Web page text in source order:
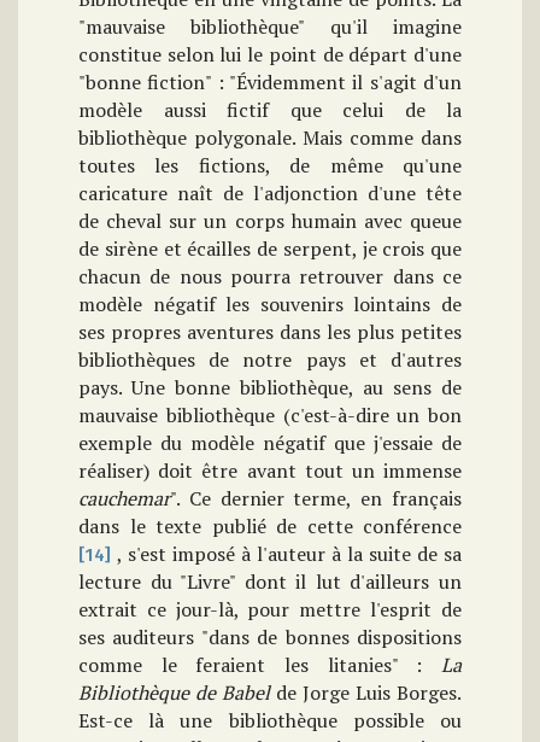
"mauvaise bibliothèque" qu'il imagine
constitue selon lui le point de départ d'une
"bonne fiction" : "Évidemment il s'agit d'un
modèle aussi fictif que celui de la
bibliothèque polygonale. Mais comme dans
toutes les fictions, de même qu'une
caricature naît de l'adjonction d'une tête
de cheval sur un corps humain avec queue
de sirène et écailles de serpent, je crois que
chacun de nous pourra retrouver dans ce
modèle négatif les souvenirs lointains de
ses propres aventures dans les plus petites
bibliothèques de notre pays et d'autres
pays. Une bonne bibliothèque, au sens de
mauvaise bibliothèque (c'est-à-dire un bon
exemple du modèle négatif que j'essaie de
réaliser) doit être avant tout un immense
cauchemar". Ce dernier terme, en français
dans le texte publié de cette conférence
[14] , s'est imposé à l'auteur à la suite de sa
lecture du "Livre" dont il lut d'ailleurs un
extrait ce jour-là, pour mettre l'esprit de
ses auditeurs "dans de bonnes dispositions
comme le feraient les litanies" : La
Bibliothèque de Babelde Jorge Luis Borges.
Est-ce là une bibliothèque possible ou